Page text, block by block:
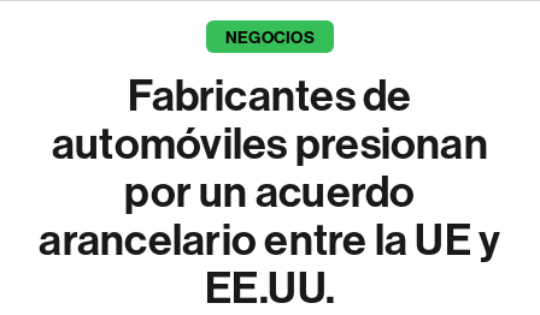
NEGOCIOS
Fabricantes de
automóviles presionan
por un acuerdo
arancelario entre la UE y
EE.UU.